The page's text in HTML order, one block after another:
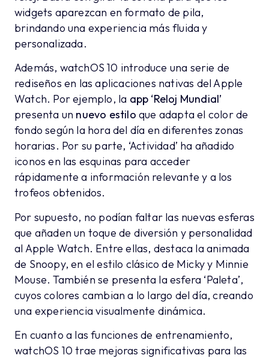
widgets aparezcan en formato de pila,
brindando una experiencia más fluida y
personalizada.
Además, watchOS 10 introduce una serie de
rediseños en las aplicaciones nativas del Apple
Watch. Por ejemplo, la app ‘Reloj Mundial’
presenta un nuevo estilo que adapta el color de
fondo según la hora del día en diferentes zonas
horarias. Por su parte, ‘Actividad’ ha añadido
iconos en las esquinas para acceder
rápidamente a información relevante y a los
trofeos obtenidos.
Por supuesto, no podían faltar las nuevas esferas
que añaden un toque de diversión y personalidad
al Apple Watch. Entre ellas, destaca la animada
de Snoopy, en el estilo clásico de Micky y Minnie
Mouse. También se presenta la esfera ‘Paleta’,
cuyos colores cambian a lo largo del día, creando
una experiencia visualmente dinámica.
En cuanto a las funciones de entrenamiento,
watchOS 10 trae mejoras significativas para las